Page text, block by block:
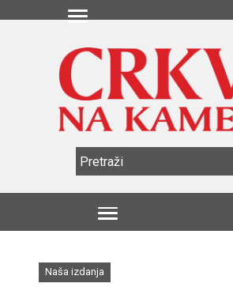
Naša izdanja